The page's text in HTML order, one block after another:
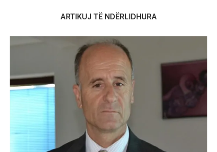
ARTIKUJ TË NDËRLIDHURA